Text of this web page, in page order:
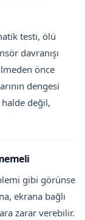
testi, ölü
davranışı
önce
dengesi
halde değil,
gibi görünse
ekrana bağlı
zarar verebilir.